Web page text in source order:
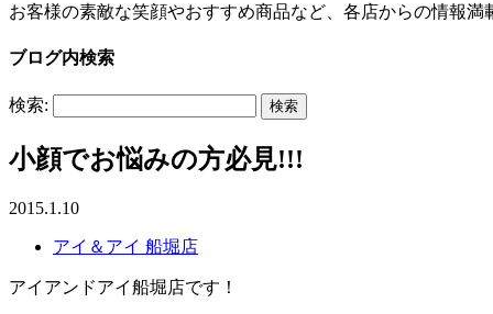
お客様の素敵な笑顔やおすすめ商品など、各店からの情報満
ブログ内検索
検索:
小顔でお悩みの方必見!!!
2015.1.10
アイ＆アイ 船堀店
アイアンドアイ船堀店です！